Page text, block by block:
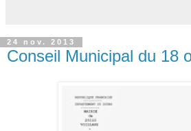
24 nov. 2013
Conseil Municipal du 18